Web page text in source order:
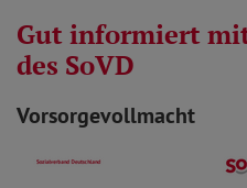
Gut informiert
des SoVD
Vorsorgevollmacht